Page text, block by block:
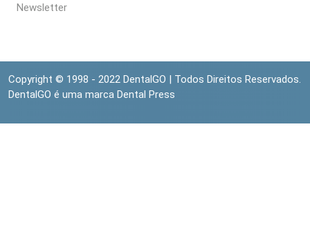
Newsletter
Copyright © 1998 - 2022 DentalGO | Todos Direitos Reservados.
DentalGO é uma marca Dental Press